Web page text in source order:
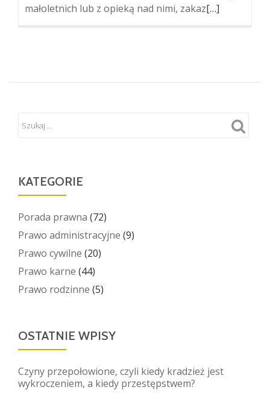
małoletnich lub z opieką nad nimi, zakazWięcej
karnego,
kiedy
można
[…]
KATEGORIE
Porada prawna (72)
Prawo administracyjne (9)
Prawo cywilne (20)
Prawo karne (44)
Prawo rodzinne (5)
OSTATNIE WPISY
Czyny przepołowione, czyli kiedy kradzież jest
wykroczeniem, a kiedy przestępstwem?